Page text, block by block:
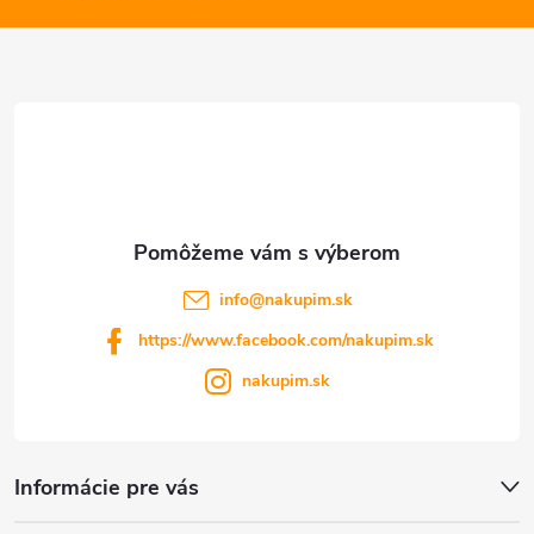
ä
Informácie pre vás
info@nakupim.sk
https://www.facebook.com/nakupim.sk
nakupim.sk